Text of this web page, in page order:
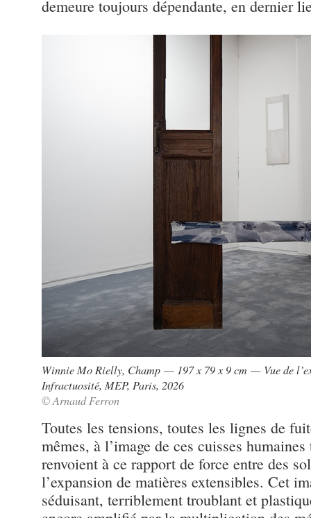
demeure toujours dépendante, en dernier
Winnie Mo Rielly, Champ — 197 x 79 x 9 cm — Vue de
Infractuosité, MEP, Paris, 2026
© Arnaud Ferron
Toutes les tensions, toutes les lignes de
mêmes, à l’image de ces cuisses
renvoient à ce rapport de force entre des
l’expansion de matières extensibles. Cet
séduisant, terriblement troublant et